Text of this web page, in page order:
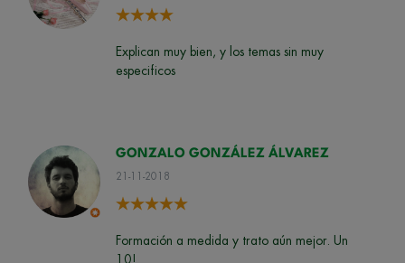
Explican muy bien, y los temas sin muy
especificos
GONZALO GONZÁLEZ ÁLVAREZ
21-11-2018
Formación a medida y trato aún mejor. Un
10!